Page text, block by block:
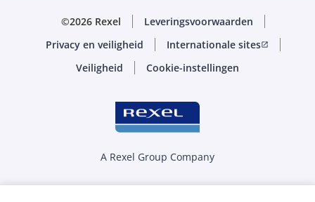
©2026 Rexel
Leveringsvoorwaarden
Privacy en veiligheid
Internationale sitesopen_in_new
Veiligheid Cookie-instellingen
A Rexel Group Company